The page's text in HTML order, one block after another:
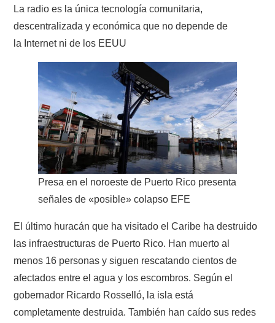
MIEMBROS ORIGINALES
MODOS DIGITALES
MORSE CW APRENDE Y MAS
NUESTRAS ACTIVIDADES !
PATROCINADORES
PLAN DE BANDAS DE
PROMOCIÓN DE LA RADIO AFICIÓN
PROPAGACIÓN
La radio es la única tecnología comunitaria,
descentralizada y económica que no depende de
la Internet ni de los EEUU
Presa en el noroeste de Puerto Rico presenta
señales de «posible» colapso EFE
El último huracán que ha visitado el Caribe ha destruido
las infraestructuras de Puerto Rico. Han muerto al
menos 16 personas y siguen rescatando cientos de
afectados entre el agua y los escombros. Según el
gobernador Ricardo Rosselló, la isla está
completamente destruida. También han caído sus redes